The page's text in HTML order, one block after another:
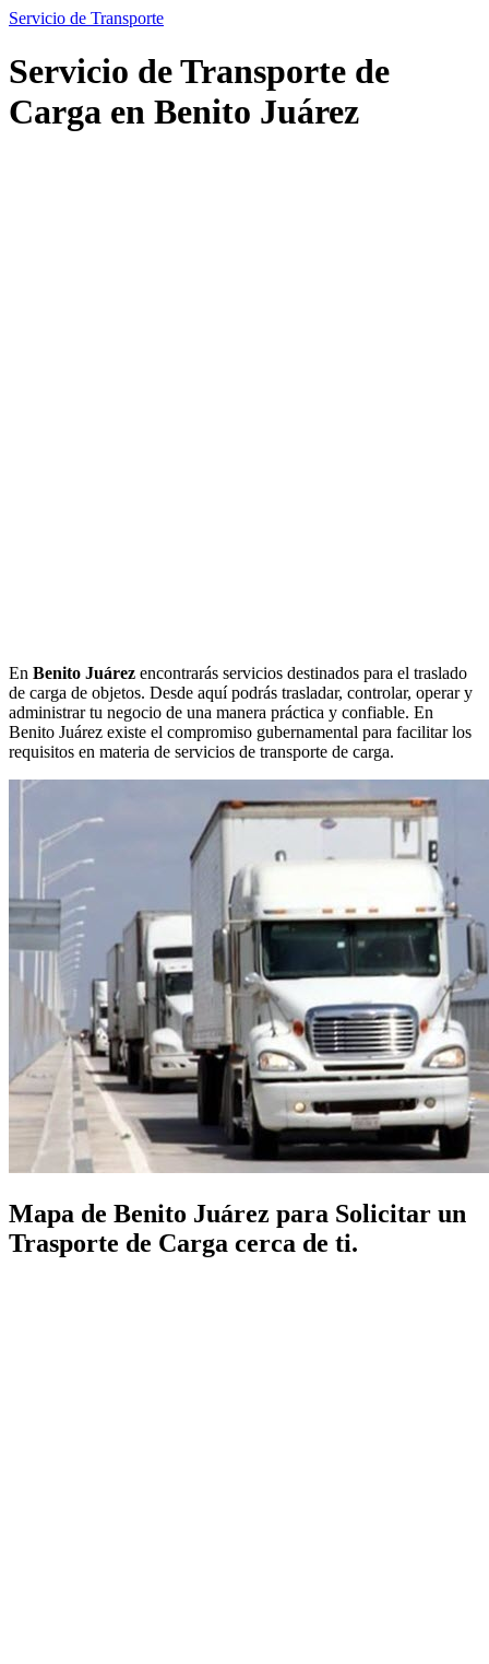
Servicio de Transporte
Servicio de Transporte de
Carga en Benito Juárez
En Benito Juárez encontrarás servicios destinados para el traslado
de carga de objetos. Desde aquí podrás trasladar, controlar, operar y
administrar tu negocio de una manera práctica y confiable. En
Benito Juárez existe el compromiso gubernamental para facilitar los
requisitos en materia de servicios de transporte de carga.
Mapa de Benito Juárez para Solicitar un
Trasporte de Carga cerca de ti.